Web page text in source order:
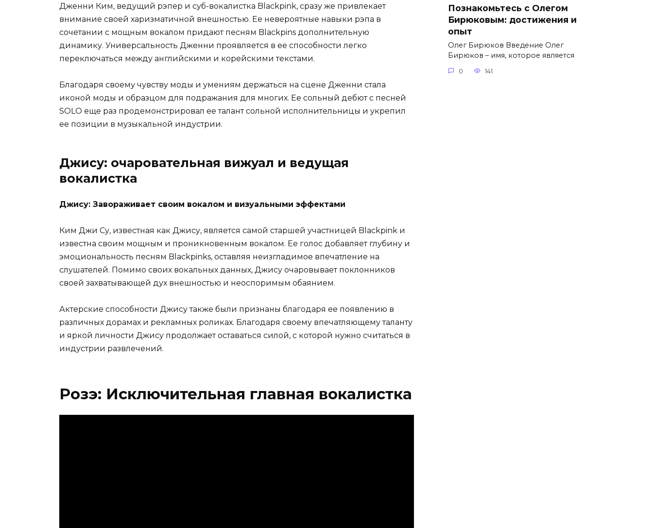
Дженни Ким, ведущий рэпер и суб-вокалистка Blackpink, сразу же привлекает
внимание своей харизматичной внешностью. Ее невероятные навыки рэпа в
сочетании с мощным вокалом придают песням Blackpins дополнительную
динамику. Универсальность Дженни проявляется в ее способности легко
переключаться между английскими и корейскими текстами.
Благодаря своему чувству моды и умениям держаться на сцене Дженни стала
иконой моды и образцом для подражания для многих. Ее сольный дебют с песней
SOLO еще раз продемонстрировал ее талант сольной исполнительницы и укрепил
ее позиции в музыкальной индустрии.
Джису: очаровательная вижуал и ведущая
вокалистка
Джису: Завораживает своим вокалом и визуальными эффектами
Ким Джи Су, известная как Джису, является самой старшей участницей Blackpink и
известна своим мощным и проникновенным вокалом. Ее голос добавляет глубину и
эмоциональность песням Blackpinks, оставляя неизгладимое впечатление на
слушателей. Помимо своих вокальных данных, Джису очаровывает поклонников
своей захватывающей дух внешностью и неоспоримым обаянием.
Актерские способности Джису также были признаны благодаря ее появлению в
различных дорамах и рекламных роликах. Благодаря своему впечатляющему таланту
и яркой личности Джису продолжает оставаться силой, с которой нужно считаться в
индустрии развлечений.
Розэ: Исключительная главная вокалистка
Познакомьтесь с Олегом
Бирюковым: достижения и
опыт
Олег Бирюков Введение Олег
Бирюков – имя, которое является
0 141